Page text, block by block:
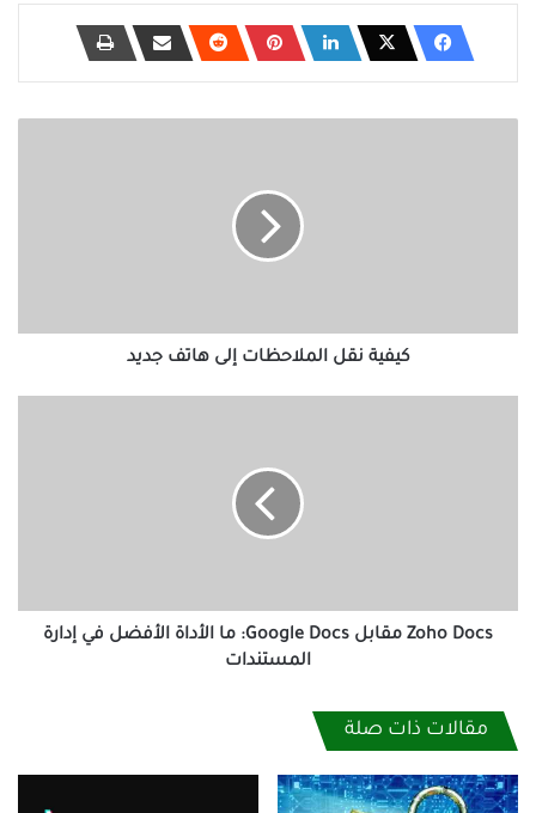
كيفية نقل الملاحظات إلى هاتف جديد
في
إدارة
Zoho Docs مقابل Google Docs: ما الأداة الأفضل في إدارة
المستندات
مقالات ذات صلة